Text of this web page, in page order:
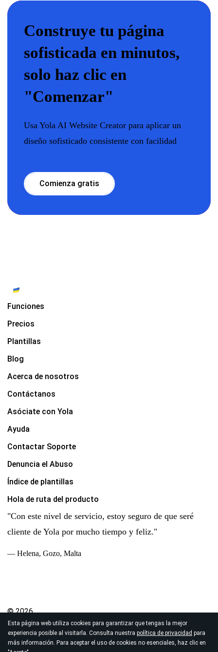
Esta página web utiliza cookies para garantizar que tengas la mejor
experiencia posible al visitarla. Consulta nuestra política de privacidad para
más información. Para aceptar el uso de cookies no esenciales, haz clic en
Construye tu página
sofisticada en minutos,
solo haz clic en
"Comenzar"
Usa Yola AI Website Creator para aplicar un
diseño sofisticado consistente con facilidad
Comienza gratis
Funciones
Precios
Plantillas
Blog
Acerca de nosotros
Contáctanos
Asóciate con Yola
Ayuda
Contactar Soporte
Denuncia el Abuso
Índice de plantillas
Hola de ruta del producto
"Con este nivel de servicio, estoy seguro de que seré
cliente de Yola por mucho tiempo y feliz."
— Helena, Gozo, Malta
© 2026
Derechos de autor Yola Inc. Todos los derechos
reservados.